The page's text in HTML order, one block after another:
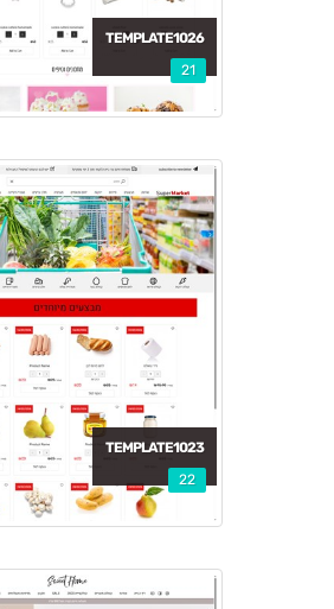
TEMPLATE1026
21
TEMPLATE1023
22